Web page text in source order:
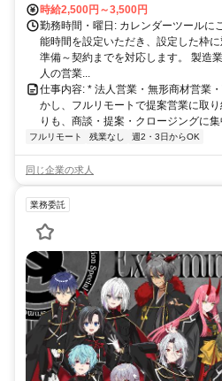
時給2,500円～3,500円
勤務時間・曜日: カレンダーツールに
能時間を設定いただき、設定した枠
準備～契約までを対応します。 製造
人の営業...
仕事内容: * 法人営業・無形商材営業
かし、フルリモートで提案営業に取
りも、商談・提案・クロージングに集
フルリモート 残業なし 週2・3日からOK
同じ企業の求人
業務委託